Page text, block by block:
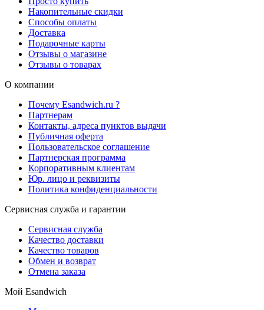
Накопительные скидки
Способы оплаты
Доставка
Подарочные карты
Отзывы о магазине
Отзывы о товарах
О компании
Почему Esandwich.ru ?
Партнерам
Контакты, адреса пунктов выдачи
Публичная оферта
Пользовательское соглашение
Партнерская программа
Корпоративным клиентам
Юр. лицо и реквизиты
Политика конфиденциальности
Сервисная служба и гарантии
Сервисная служба
Качество доставки
Качество товаров
Обмен и возврат
Отмена заказа
Мой Esandwich